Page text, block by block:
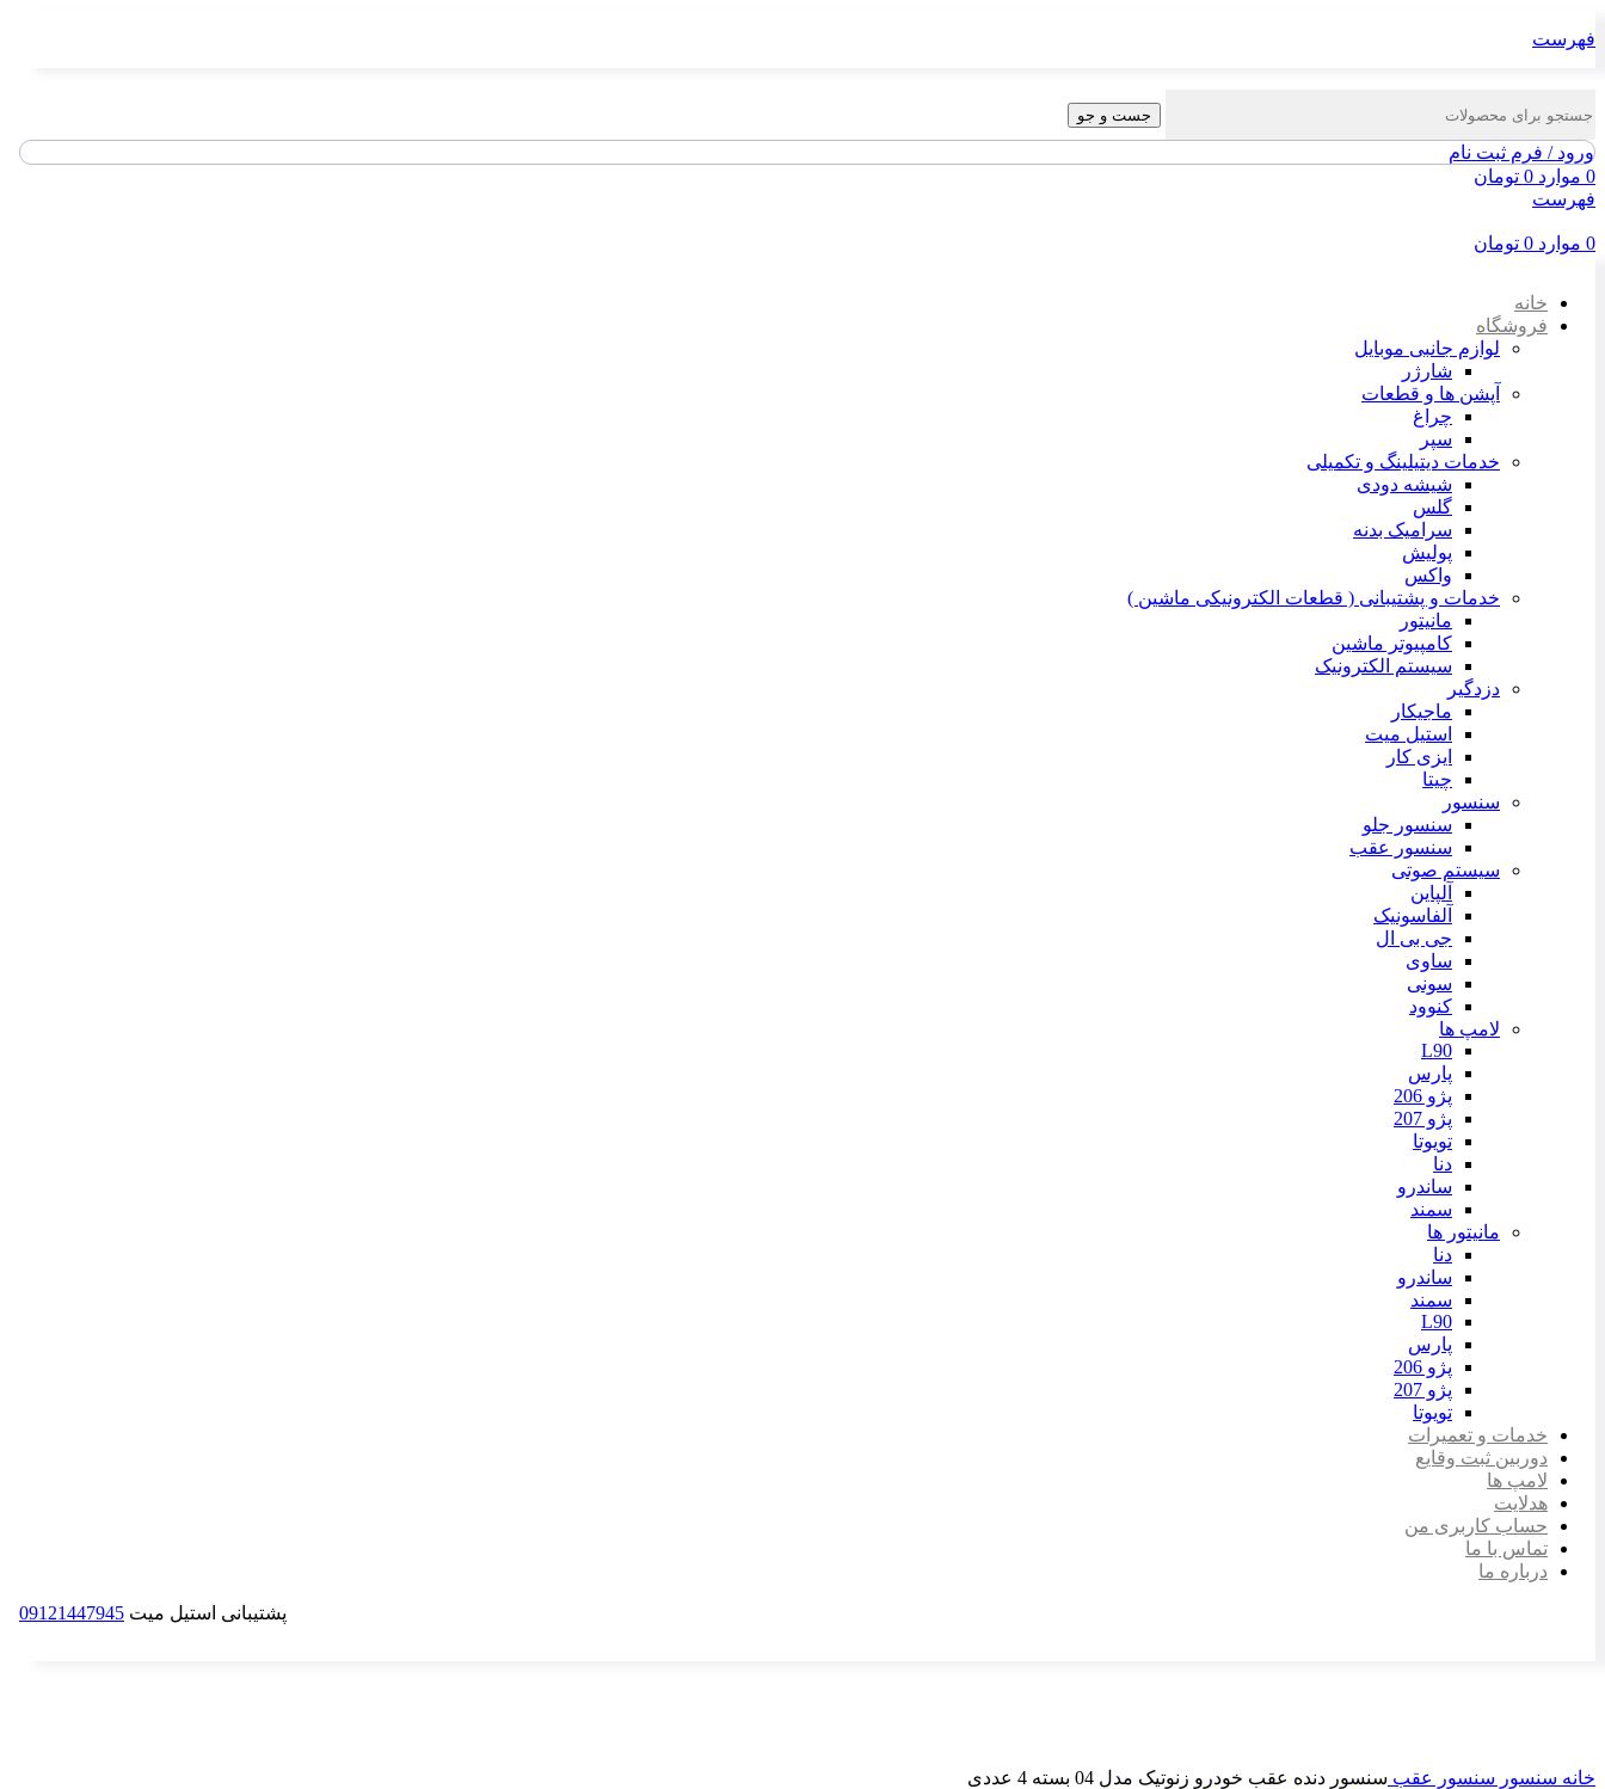
فهرست
جست و جو
ورود / فرم ثبت نام
0 موارد 0 تومان
فهرست
0 موارد 0 تومان
خانه
فروشگاه
لوازم جانبی موبایل
شارژر
آپشن ها و قطعات
چراغ
سپر
خدمات دیتیلینگ و تکمیلی
شیشه دودی
گلس
سرامیک بدنه
پولیش
واکس
خدمات و پشتیبانی ( قطعات الکترونیکی ماشین )
مانیتور
کامپیوتر ماشین
سیستم الکترونیک
دزدگیر
ماجیکار
استیل میت
ایزی کار
چیتا
سنسور
سنسور جلو
سنسور عقب
سیستم صوتی
آلپاین
آلفاسونیک
جی بی ال
ساوی
سونی
کنوود
لامپ ها
L90
پارس
پژو 206
پژو 207
تویوتا
دنا
ساندرو
سمند
مانیتور ها
دنا
ساندرو
سمند
L90
پارس
پژو 206
پژو 207
تویوتا
خدمات و تعمیرات
دوربین ثبت وقایع
لامپ ها
هدلایت
حساب کاربری من
تماس با ما
درباره ما
پشتیبانی استیل میت 09121447945
خانه سنسور سنسور عقب سنسور دنده عقب خودرو زنوتیک مدل 04 بسته 4 عددی